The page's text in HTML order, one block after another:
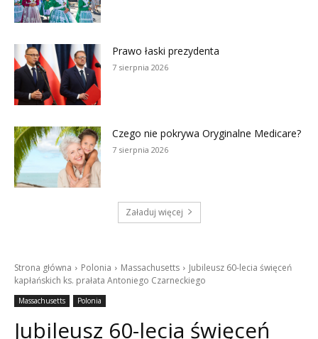
Prawo łaski prezydenta
7 sierpnia 2026
Czego nie pokrywa Oryginalne Medicare?
7 sierpnia 2026
Załaduj więcej